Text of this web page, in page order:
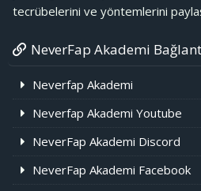
tecrübelerini ve yöntemlerini
NeverFap Akademi
Neverfap Akademi
Neverfap Akademi Youtube
NeverFap Akademi Discord
NeverFap Akademi Facebook